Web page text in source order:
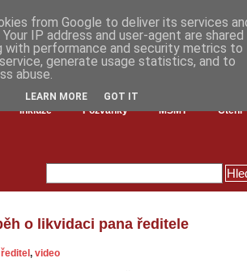
Inkluze Pozvánky MŠMT Čtení
o likvidaci pana ředitele
ředitel, video
from Google to deliver its services
IP address and user-agent are shared
with performance and security metrics to
generate usage statistics, and to
abuse.
LEARN MORE GOT IT